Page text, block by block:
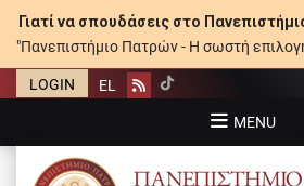
Γιατί να σπουδάσεις στο
"Πανεπιστήμιο Πατρών - Η σωστή
LOGIN EL Rss
MENU
ΠΑΝΕΠΙΣΤΉΜΙΟ